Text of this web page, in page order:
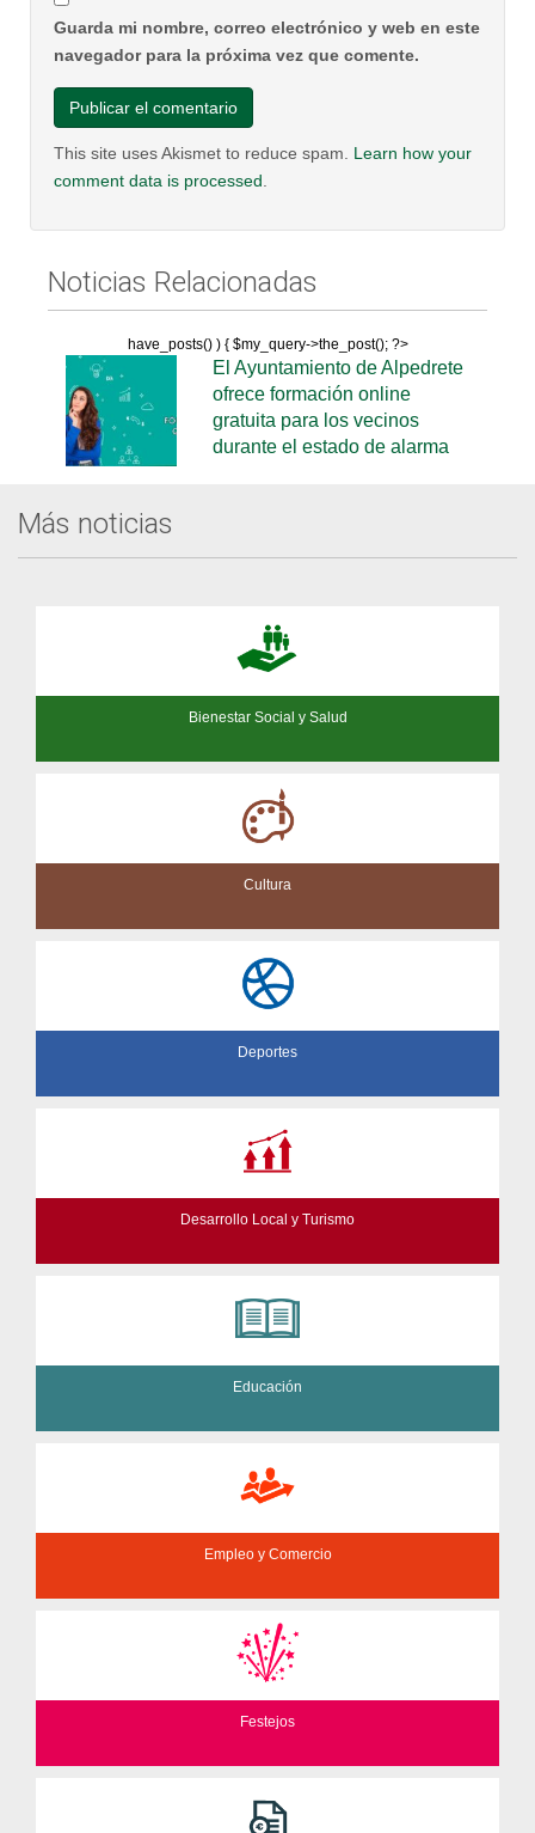
Guarda mi nombre, correo electrónico y web en este
navegador para la próxima vez que comente.
This site uses Akismet to reduce spam. Learn how your
comment data is processed
Noticias Relacionadas
have_posts() ) { $my_query->the_post(); ?>
El Ayuntamiento de Alpedrete
ofrece formación online
gratuita para los vecinos
durante el estado de alarma
Más noticias
Bienestar Social y Salud
Cultura
Deportes
Desarrollo Local y Turismo
Educación
Empleo y Comercio
Festejos